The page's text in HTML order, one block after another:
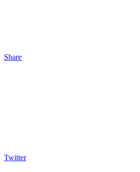
Share
Twitter